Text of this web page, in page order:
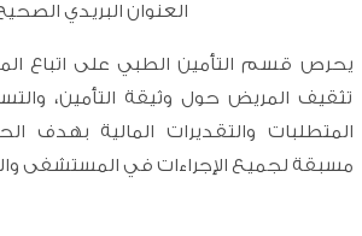
العنوان البريدي
يحرص قسم التأمين الطبي على اتباع
تثقيف المريض حول وثيقة التأمين،
المتطلبات والتقديرات المالية بهدف
مسبقة لجميع الإجراءات في المستشفى